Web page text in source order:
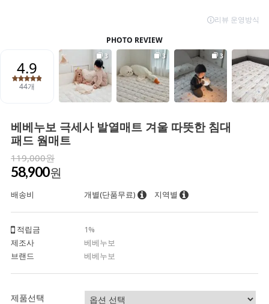
베베누보 극세사 발열매트 겨울 따뜻한 침대
패드 웜매트
119,000원
58,900원
배송비 개별(단품무료) 지역별
적립금
1%
제조사
베베누보
브랜드
베베누보
제품선택